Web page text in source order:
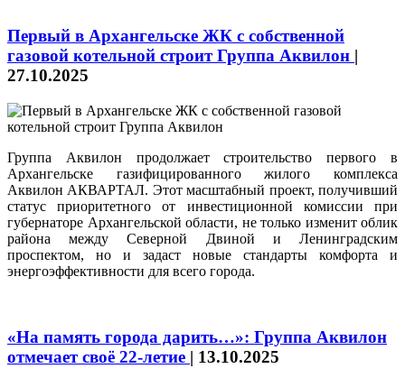
Первый в Архангельске ЖК с собственной
газовой котельной строит Группа Аквилон |
27.10.2025
Группа Аквилон продолжает строительство первого в
Архангельске газифицированного жилого комплекса
Аквилон АКВАРТАЛ. Этот масштабный проект, получивший
статус приоритетного от инвестиционной комиссии при
губернаторе Архангельской области, не только изменит облик
района между Северной Двиной и Ленинградским
проспектом, но и задаст новые стандарты комфорта и
энергоэффективности для всего города.
«На память города дарить…»: Группа Аквилон
отмечает своё 22‑летие | 13.10.2025